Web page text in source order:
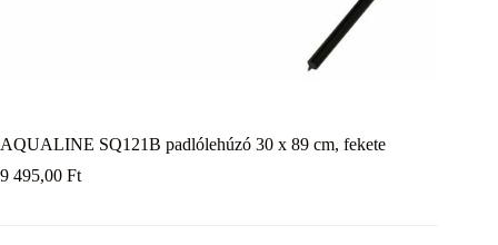
AQUALINE SQ121B padlólehúzó 30 x 89 cm, fekete
9 495,00 Ft